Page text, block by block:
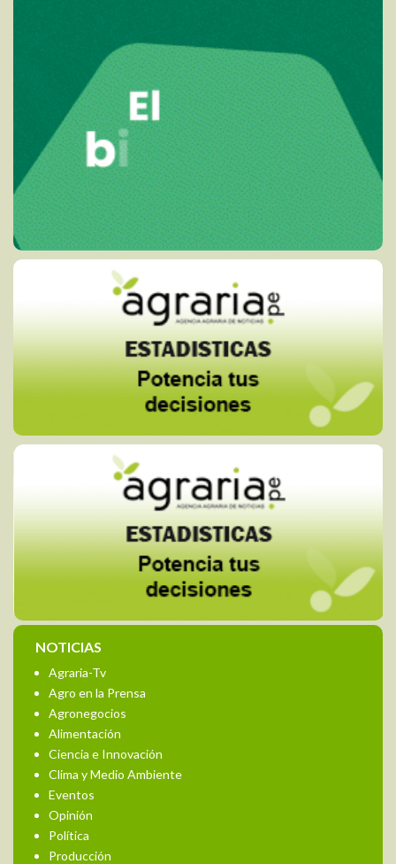
NOTICIAS
Agraria-Tv
Agro en la Prensa
Agronegocios
Alimentación
Ciencia e Innovación
Clima y Medio Ambiente
Eventos
Opinión
Política
Producción